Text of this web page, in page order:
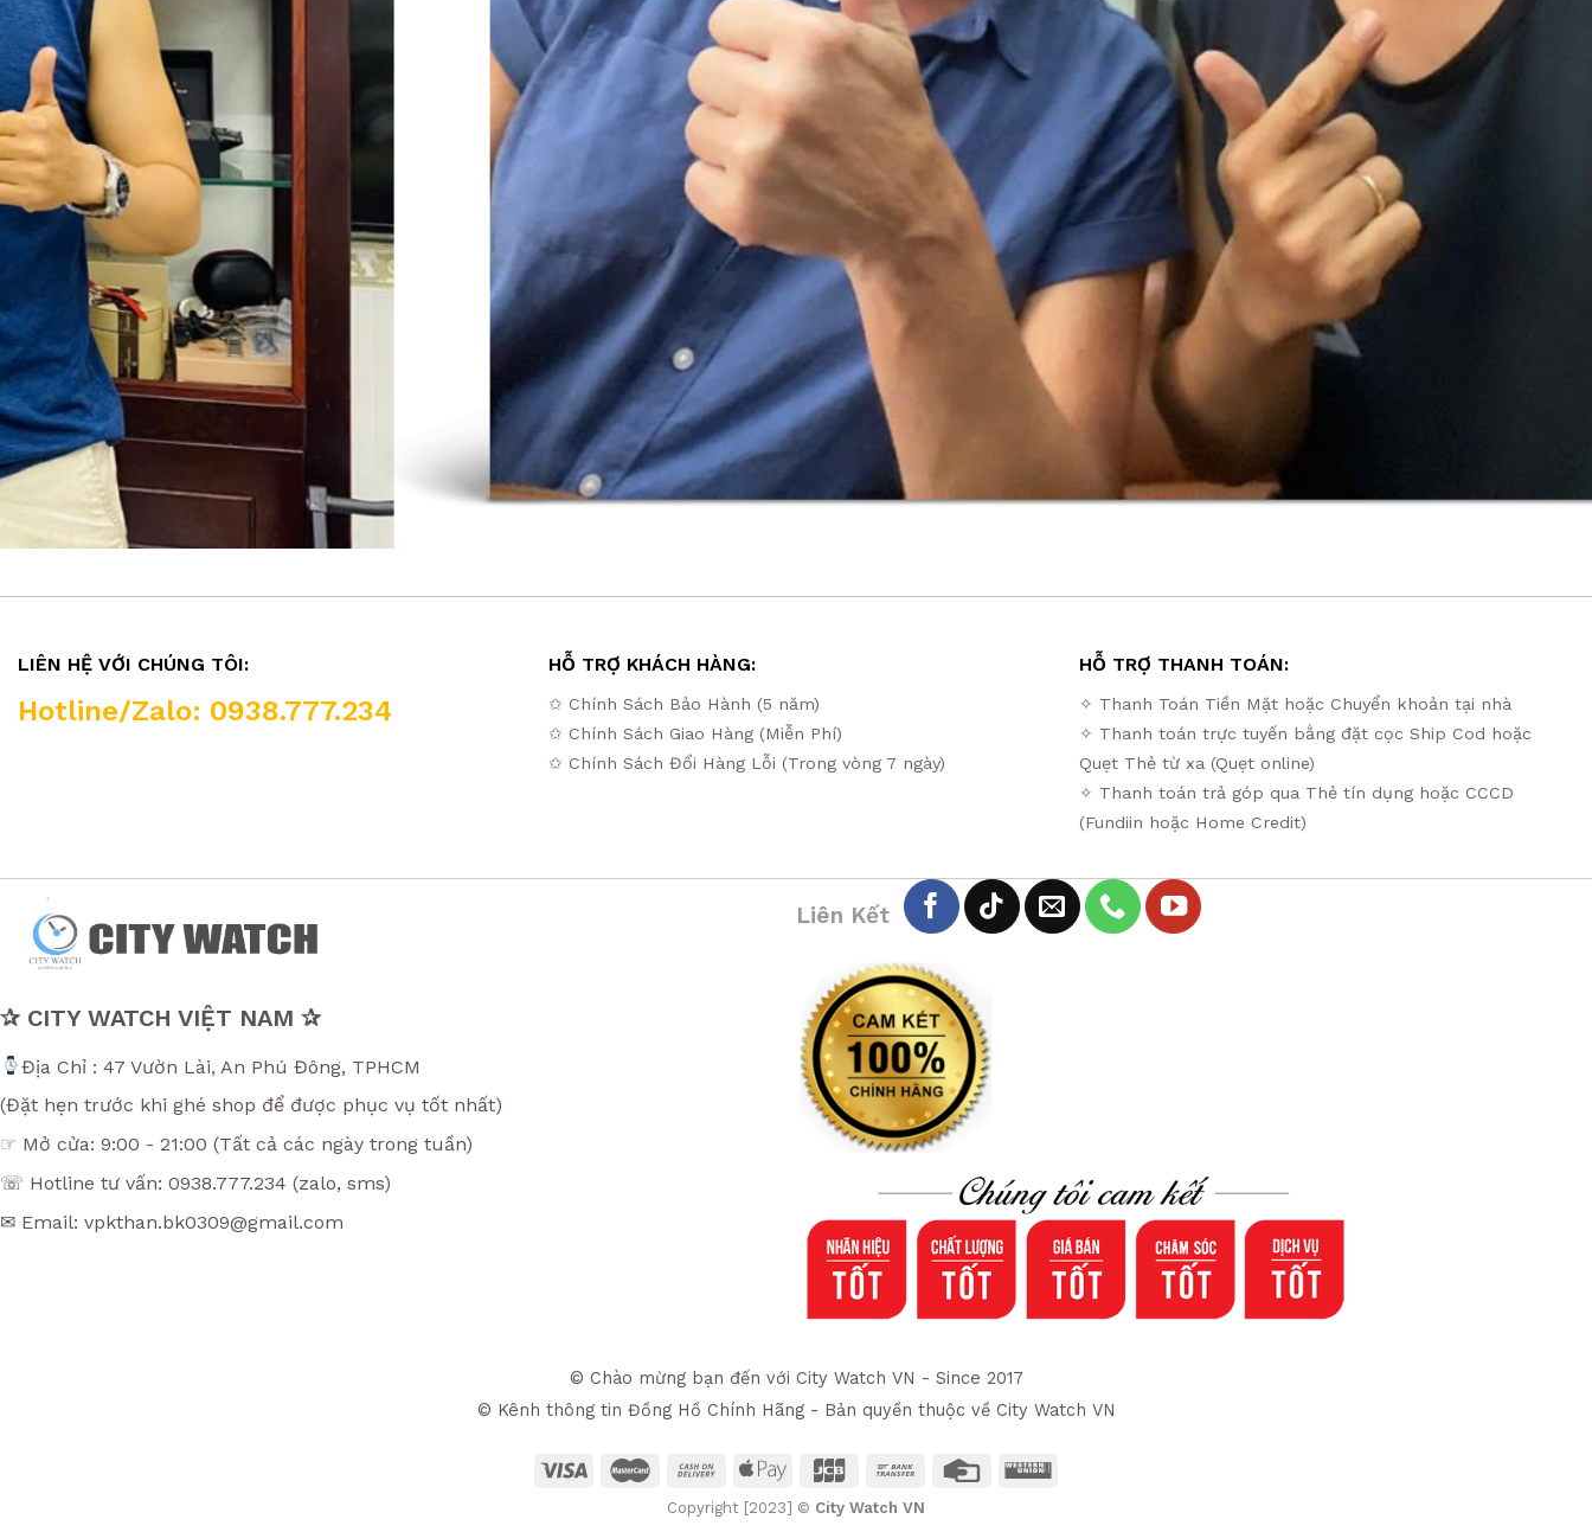
LIÊN HỆ VỚI CHÚNG TÔI:
Hotline/Zalo: 0938.777.234
HỖ TRỢ KHÁCH HÀNG:
✩ Chính Sách Bảo Hành (5 năm)
✩ Chính Sách Giao Hàng (Miễn Phí)
✩ Chính Sách Đổi Hàng Lỗi (Trong vòng 7 ngày)
HỖ TRỢ THANH TOÁN:
✧ Thanh Toán Tiền Mặt hoặc Chuyển khoản tại nhà
✧ Thanh toán trực tuyến bằng đặt cọc Ship Cod hoặc
Quẹt Thẻ từ xa (Quẹt online)
✧ Thanh toán trả góp qua Thẻ tín dụng hoặc CCCD
(Fundiin hoặc Home Credit)
✰ CITY WATCH VIỆT NAM ✰
Địa Chỉ : 47 Vườn Lài, An Phú Đông, TPHCM
(Đặt hẹn trước khi ghé shop để được phục vụ tốt nhất)
☞ Mở cửa: 9:00 - 21:00 (Tất cả các ngày trong tuần)
☏ Hotline tư vấn: 0938.777.234 (zalo, sms)
✉ Email: vpkthan.bk0309@gmail.com
Liên Kết
© Chào mừng bạn đến với City Watch VN - Since 2017
© Kênh thông tin Đồng Hồ Chính Hãng - Bản quyền thuộc về City Watch VN
Copyright [2023] © City Watch VN